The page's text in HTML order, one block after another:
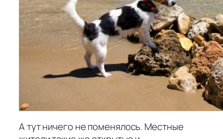
А тут ничего не поменялось. Местные